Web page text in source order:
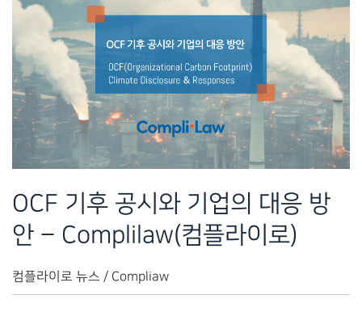
까
지
관
MRV
솔
션
OCF 기후 공시와 기업의 대응 방
안 – Complilaw(컴플라이로)
컴플라이로 뉴스 / Compliaw